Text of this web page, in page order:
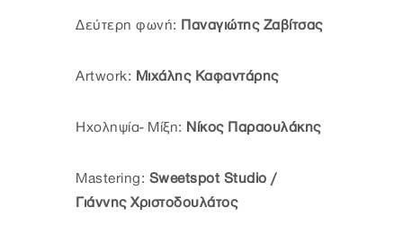
Δεύτερη φωνή: Παναγιώτης Ζαβίτσας
Artwork: Μιχάλης Καφαντάρης
Ηχοληψία- Μίξη: Νίκος Παραουλάκης
Mastering: Sweetspot Studio /
Γιάννης Χριστοδουλάτος